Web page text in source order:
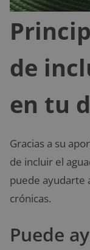
de
en tu
Gracias a su
de incluir el
puede ayudarte
crónicas.
Puede